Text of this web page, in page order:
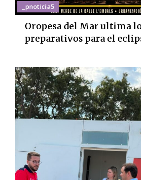
_pnoticia5
Oropesa del Mar ultima
preparativos para el